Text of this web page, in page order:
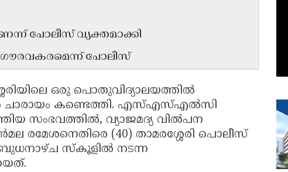
പോലീസ് വ്യക്തമാക്കി
പോലീസ്
ഒരു പൊതുവിദ്യാലയത്തിൽ
ചാരായം കണ്ടെത്തി. എസ്എസ്എൽസി
സംഭവത്തിൽ, വ്യാജമദ്യ വിൽപന
രമേശനെതിരെ (40) താമരശ്ശേരി പൊലീസ്
സ്കൂളിൽ നടന്ന